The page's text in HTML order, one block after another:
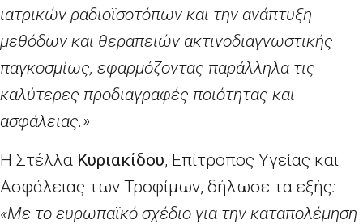
ιατρικών ραδιοϊσοτόπων και την ανάπτυξη
μεθόδων και θεραπειών ακτινοδιαγνωστικής
παγκοσμίως, εφαρμόζοντας παράλληλα τις
καλύτερες προδιαγραφές ποιότητας και
ασφάλειας.»
Η Στέλλα Κυριακίδου, Επίτροπος Υγείας και
Ασφάλειας των Τροφίμων, δήλωσε τα εξής:
«Με το ευρωπαϊκό σχέδιο για την καταπολέμηση